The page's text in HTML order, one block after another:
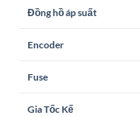
Đồng hồ áp suất
Encoder
Fuse
Gia Tốc Kế